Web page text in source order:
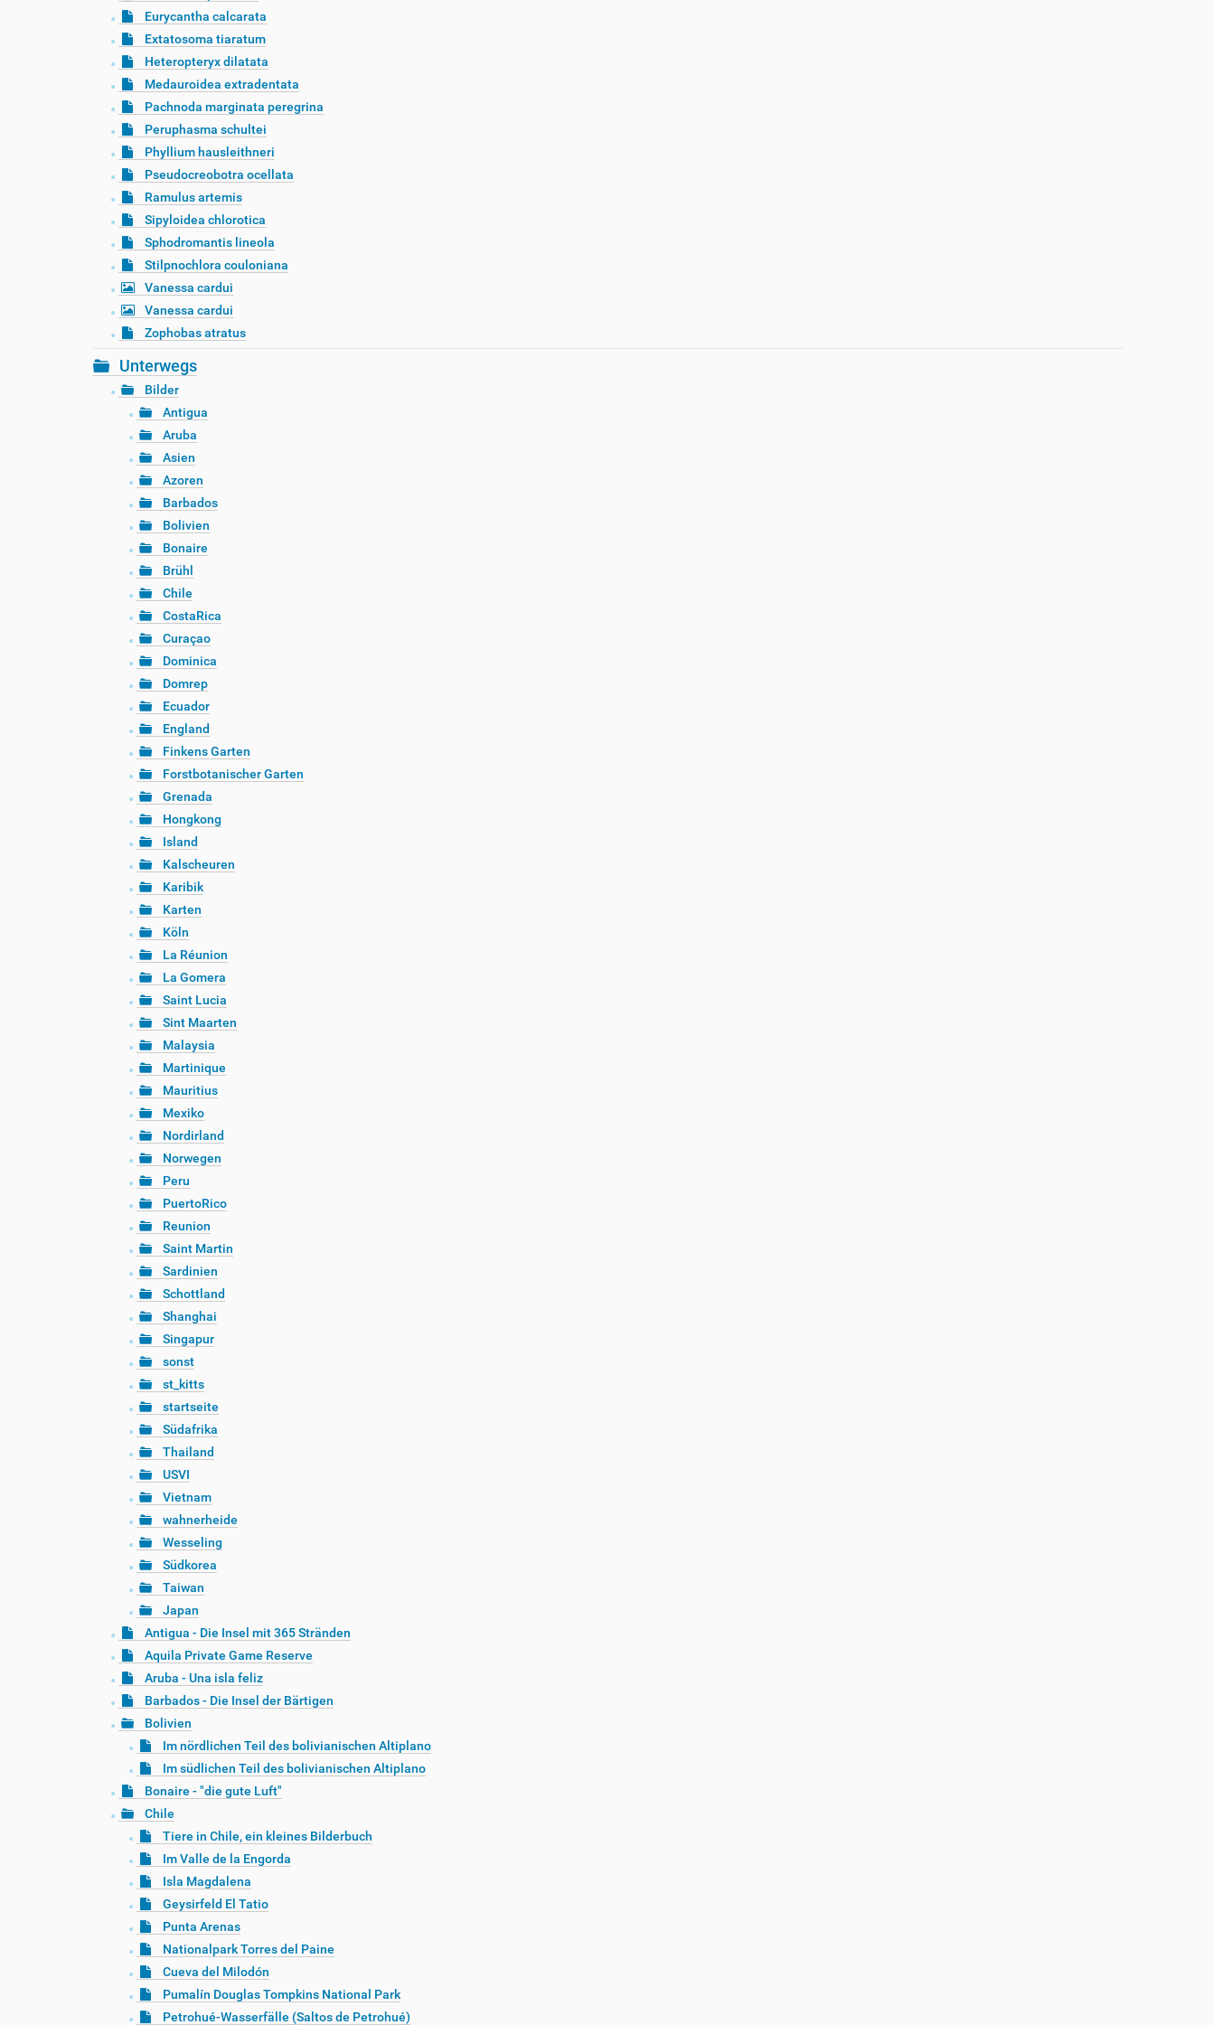
Eurycantha calcarata
Extatosoma tiaratum
Heteropteryx dilatata
Medauroidea extradentata
Pachnoda marginata peregrina
Peruphasma schultei
Phyllium hausleithneri
Pseudocreobotra ocellata
Ramulus artemis
Sipyloidea chlorotica
Sphodromantis lineola
Stilpnochlora couloniana
Vanessa cardui
Vanessa cardui
Zophobas atratus
Unterwegs
Bilder
Antigua
Aruba
Asien
Azoren
Barbados
Bolivien
Bonaire
Brühl
Chile
CostaRica
Curaçao
Dominica
Domrep
Ecuador
England
Finkens Garten
Forstbotanischer Garten
Grenada
Hongkong
Island
Kalscheuren
Karibik
Karten
Köln
La Réunion
La Gomera
Saint Lucia
Sint Maarten
Malaysia
Martinique
Mauritius
Mexiko
Nordirland
Norwegen
Peru
PuertoRico
Reunion
Saint Martin
Sardinien
Schottland
Shanghai
Singapur
sonst
st_kitts
startseite
Südafrika
Thailand
USVI
Vietnam
wahnerheide
Wesseling
Südkorea
Taiwan
Japan
Antigua - Die Insel mit 365 Stränden
Aquila Private Game Reserve
Aruba - Una isla feliz
Barbados - Die Insel der Bärtigen
Bolivien
Im nördlichen Teil des bolivianischen Altiplano
Im südlichen Teil des bolivianischen Altiplano
Bonaire - "die gute Luft"
Chile
Tiere in Chile, ein kleines Bilderbuch
Im Valle de la Engorda
Isla Magdalena
Geysirfeld El Tatio
Punta Arenas
Nationalpark Torres del Paine
Cueva del Milodón
Pumalín Douglas Tompkins National Park
Petrohué-Wasserfälle (Saltos de Petrohué)